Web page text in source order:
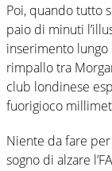
Poi, quando tutto
paio di minuti
inserimento
rimpallo tra
club londinese
fuorigioco
Niente da fare
sogno di alzare